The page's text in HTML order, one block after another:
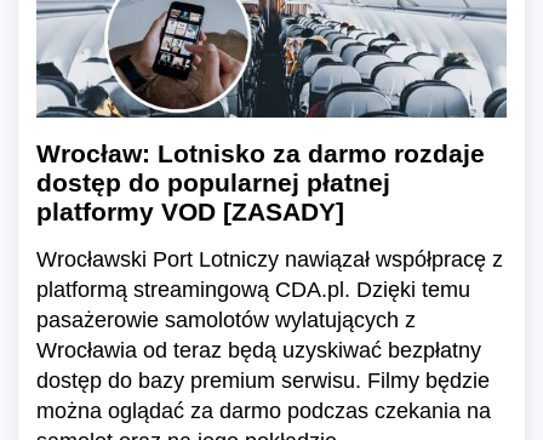
Wrocław: Lotnisko za darmo rozdaje
dostęp do popularnej płatnej
platformy VOD [ZASADY]
Wrocławski Port Lotniczy nawiązał współpracę z
platformą streamingową CDA.pl. Dzięki temu
pasażerowie samolotów wylatujących z
Wrocławia od teraz będą uzyskiwać bezpłatny
dostęp do bazy premium serwisu. Filmy będzie
można oglądać za darmo podczas czekania na